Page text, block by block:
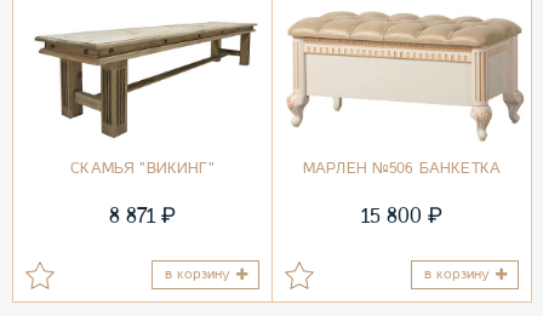
СКАМЬЯ "ВИКИНГ"
8 871 ₽
в корзину
МАРЛЕН №506 БАНКЕТКА
15 800 ₽
в корзину